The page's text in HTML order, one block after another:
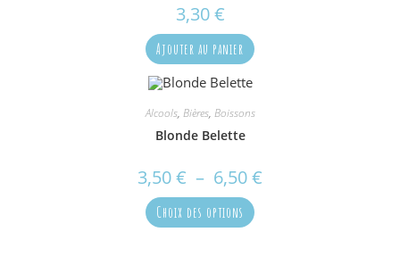
3,30€
Ajouter au panier
Alcools, Bières, Boissons
Blonde Belette
3,50€ – 6,50€
Choix des options produit